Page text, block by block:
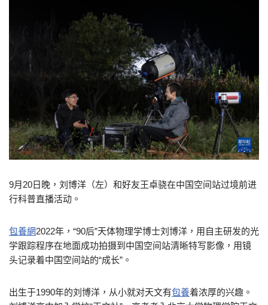
9月20日晚，刘博洋（左）和好友王卓骁在中国空间站过境前进
行科普直播活动。
包養網2022年，“90后”天体物理学博士刘博洋，用自主研发的光
学跟踪程序在地面成功拍摄到中国空间站清晰特写影像，用镜
头记录着中国空间站的“成长”。
出生于1990年的刘博洋，从小就对天文有包養着浓厚的兴趣。